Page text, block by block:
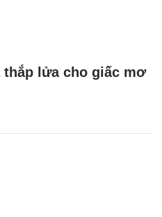
thắp lửa cho giấc mơ